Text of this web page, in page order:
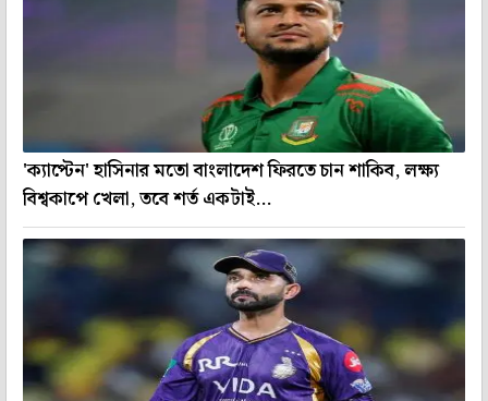
'ক্যাপ্টেন' হাসিনার মতো বাংলাদেশ ফিরতে চান শাকিব, লক্ষ্য
বিশ্বকাপে খেলা, তবে শর্ত একটাই...